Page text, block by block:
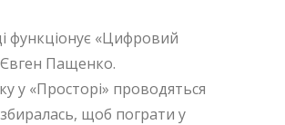
функціонує «Цифровий
Пащенко.
у «Просторі» проводяться
щоб пограти у